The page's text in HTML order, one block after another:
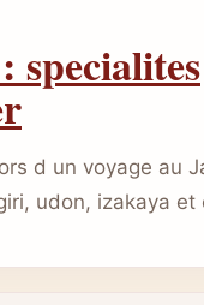
specialites
d un voyage au
udon, izakaya et